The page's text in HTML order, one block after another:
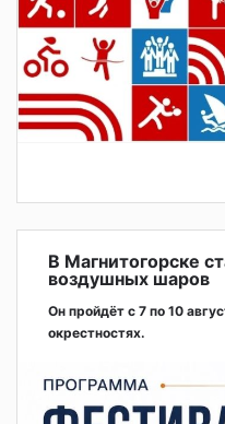
В Магнитогорске
воздушных шаров
Он пройдёт с 7 по 10
окрестностях.